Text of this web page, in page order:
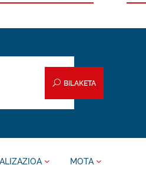
BILAKETA
MOTA